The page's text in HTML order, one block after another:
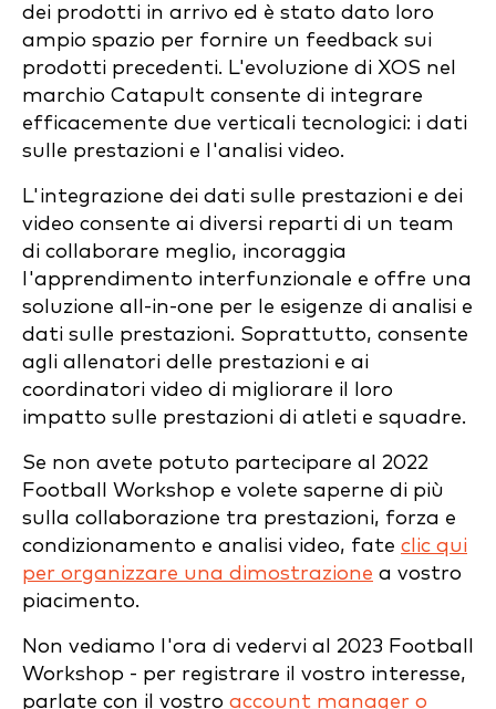
dei prodotti in arrivo ed è stato dato loro
ampio spazio per fornire un feedback sui
prodotti precedenti. L'evoluzione di XOS nel
marchio Catapult consente di integrare
efficacemente due verticali tecnologici: i dati
sulle prestazioni e l'analisi video.
L'integrazione dei dati sulle prestazioni e dei
video consente ai diversi reparti di un team
di collaborare meglio, incoraggia
l'apprendimento interfunzionale e offre una
soluzione all-in-one per le esigenze di analisi e
dati sulle prestazioni. Soprattutto, consente
agli allenatori delle prestazioni e ai
coordinatori video di migliorare il loro
impatto sulle prestazioni di atleti e squadre.
Se non avete potuto partecipare al 2022
Football Workshop e volete saperne di più
sulla collaborazione tra prestazioni, forza e
condizionamento e analisi video, fate clic qui
per organizzare una dimostrazione a vostro
piacimento.
Non vediamo l'ora di vedervi al 2023 Football
Workshop - per registrare il vostro interesse,
parlate con il vostro account manager o